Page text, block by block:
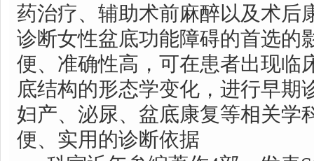
药治疗、辅助术前麻醉以及术后
诊断女性盆底功能障碍的首选的
便、准确性高，可在患者出现临
底结构的形态学变化，进行早期
妇产、泌尿、盆底康复等相关学
便、实用的诊断依据